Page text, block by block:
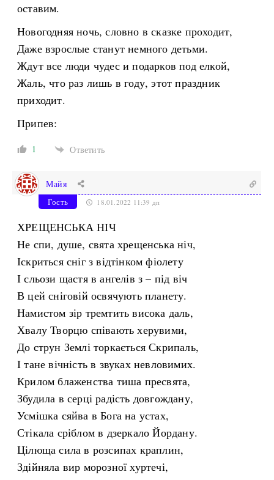
оставим.
Новогодняя ночь, словно в сказке проходит,
Даже взрослые станут немного детьми.
Ждут все люди чудес и подарков под елкой,
Жаль, что раз лишь в году, этот праздник
приходит.
Припев:
1 Ответить
Майя
Гость 18.01.2022 11:39 дп
ХРЕЩЕНСЬКА НІЧ
Не спи, душе, свята хрещенська ніч,
Іскриться сніг з відтінком фіолету
І сльози щастя в ангелів з – під віч
В цей сніговій освячують планету.
Намистом зір тремтить висока даль,
Хвалу Творцю співають херувими,
До струн Землі торкається Скрипаль,
І тане вічність в звуках невловимих.
Крилом блаженства тиша пресвята,
Збудила в серці радість довгождану,
Усмішка сяйва в Бога на устах,
Стікала сріблом в дзеркало Йордану.
Цілюща сила в розсипах краплин,
Здійняла вир морозної хуртечі,